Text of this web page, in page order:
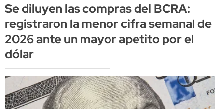
Se diluyen las compras del BCRA:
registraron la menor cifra semanal de
2026 ante un mayor apetito por el
dólar